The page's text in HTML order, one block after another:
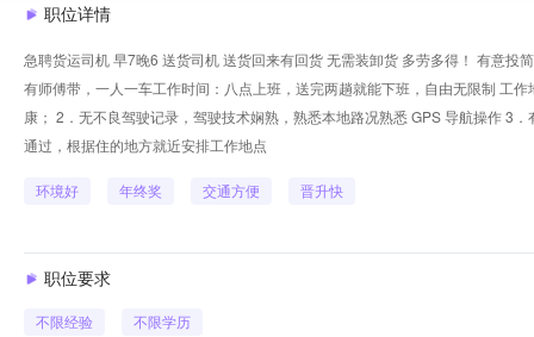
职位详情
急聘货运司机 早7晚6 送货司机 送货回来有回货 无需装卸货 多劳多得！ 有意
有师傅带，一人一车工作时间：八点上班，送完两趟就能下班，自由无限制 工
康； 2．无不良驾驶记录，驾驶技术娴熟，熟悉本地路况熟悉 GPS 导航操作 3
通过，根据住的地方就近安排工作地点
环境好 年终奖 交通方便 晋升快
职位要求
不限经验 不限学历